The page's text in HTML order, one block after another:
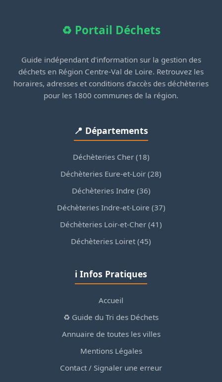
♻️ Portail Déchets
Guide indépendant d'information sur la gestion des
déchets en Région Centre-Val de Loire. Retrouvez les
horaires, adresses et conditions d'accès des déchèteries
pour les 1800 communes de la région.
📍 Départements
Déchèteries Cher (18)
Déchèteries Eure-et-Loir (28)
Déchèteries Indre (36)
Déchèteries Indre-et-Loire (37)
Déchèteries Loir-et-Cher (41)
Déchèteries Loiret (45)
ℹ️ Infos Pratiques
Accueil
♻️ Guide du Tri des Déchets
Annuaire de toutes les villes
Mentions Légales
Contact / Signaler une erreur